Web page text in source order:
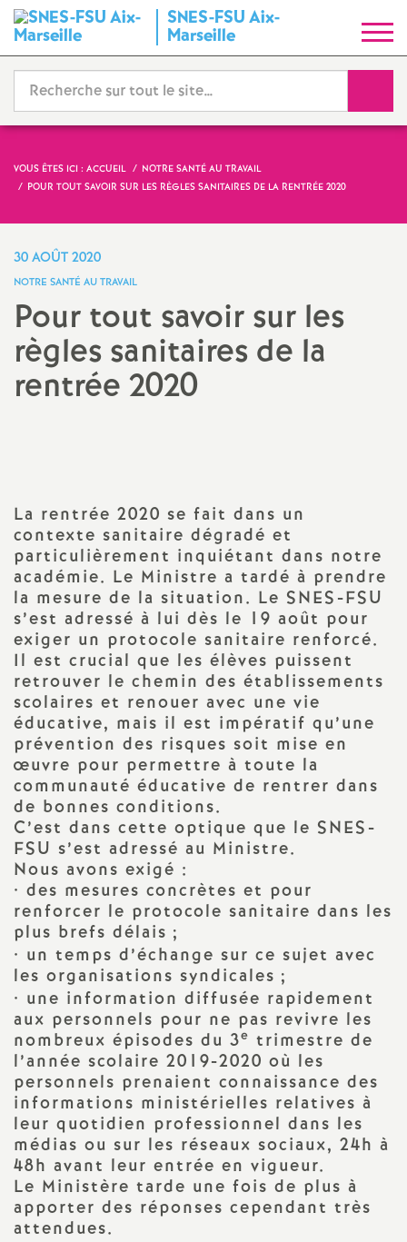
SNES-FSU Aix-
Marseille
y
n
d
i
a
t
i
o
n
a
l
d
e
s
E
n
s
e
i
g
n
VOUS ÊTES ICI : ACCUEIL
NOTRE SANTÉ AU TRAVAIL
POUR TOUT SAVOIR SUR LES RÈGLES SANITAIRES DE LA RENTRÉE 2020
30 AOÛT 2020
NOTRE SANTÉ AU TRAVAIL
Pour tout savoir sur les
règles sanitaires de la
rentrée 2020
La rentrée 2020 se fait dans un
contexte sanitaire dégradé et
particulièrement inquiétant dans notre
académie. Le Ministre a tardé à prendre
la mesure de la situation. Le SNES-FSU
s’est adressé à lui dès le 19 août pour
exiger un protocole sanitaire renforcé.
Il est crucial que les élèves puissent
retrouver le chemin des établissements
scolaires et renouer avec une vie
éducative, mais il est impératif qu’une
prévention des risques soit mise en
œuvre pour permettre à toute la
communauté éducative de rentrer dans
de bonnes conditions.
C’est dans cette optique que le SNES-
FSU s’est adressé au Ministre.
Nous avons exigé :
• des mesures concrètes et pour
renforcer le protocole sanitaire dans les
plus brefs délais ;
• un temps d’échange sur ce sujet avec
les organisations syndicales ;
• une information diffusée rapidement
aux personnels pour ne pas revivre les
nombreux épisodes du 3e trimestre de
l’année scolaire 2019-2020 où les
personnels prenaient connaissance des
informations ministérielles relatives à
leur quotidien professionnel dans les
médias ou sur les réseaux sociaux, 24h à
48h avant leur entrée en vigueur.
Le Ministère tarde une fois de plus à
apporter des réponses cependant très
attendues.